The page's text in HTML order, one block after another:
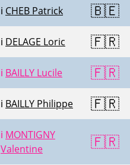
ℹ️ CHEB Patrick 🇧🇪
ℹ️ DELAGE Loric 🇫🇷
ℹ️ BAILLY Lucile 🇫🇷
ℹ️ BAILLY Philippe 🇫🇷
ℹ️ MONTIGNY
Valentine
🇫🇷